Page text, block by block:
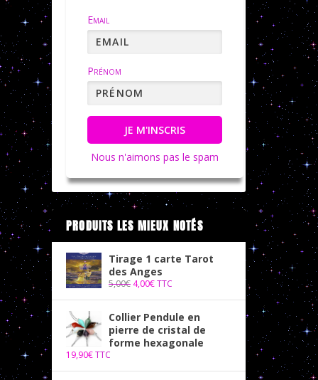
Email
Prénom
JE M'INSCRIS
Nous n'aimons pas le spam
PRODUITS LES MIEUX NOTÉS
Tirage 1 carte Tarot
des Anges
5,00€ 4,00€TTC
Collier Pendule en
pierre de cristal de
forme hexagonale
19,90€TTC